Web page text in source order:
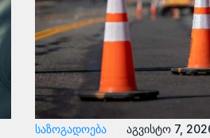
ᲡᲐᲖᲝᲒᲐᲓᲝᲔᲑᲐ აგვისტო 7,